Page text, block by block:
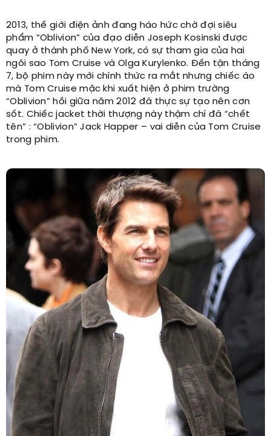
2013, thế giới điện ảnh đang háo hức chờ đợi siêu
phẩm “Oblivion” của đạo diễn Joseph Kosinski được
quay ở thành phố New York, có sự tham gia của hai
ngôi sao Tom Cruise và Olga Kurylenko. Đến tận tháng
7, bộ phim này mới chính thức ra mắt nhưng chiếc áo
mà Tom Cruise mặc khi xuất hiện ở phim trường
“Oblivion” hồi giữa năm 2012 đã thực sự tạo nên cơn
sốt. Chiếc jacket thời thượng này thậm chí đã “chết
tên” : “Oblivion” Jack Happer – vai diễn của Tom Cruise
trong phim.